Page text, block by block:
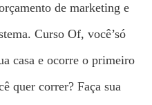
de marketing e
Curso Of, você’só
casa e ocorre o primeiro
quer correr? Faça sua